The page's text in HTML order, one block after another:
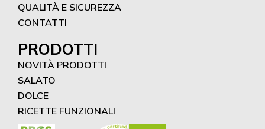
QUALITÀ E SICUREZZA
CONTATTI
PRODOTTI
NOVITÀ PRODOTTI
SALATO
DOLCE
RICETTE FUNZIONALI